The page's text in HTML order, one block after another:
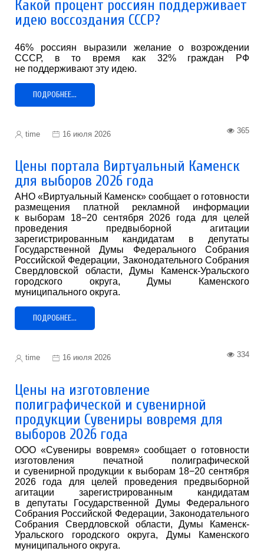
Какой процент россиян поддерживает
идею воссоздания СССР?
46% россиян выразили желание о возрождении
СССР, в то время как 32% граждан РФ
не поддерживают эту идею.
ПОДРОБНЕЕ...
time 16 июля 2026 365
Цены портала Виртуальный Каменск
для выборов 2026 года
АНО «Виртуальный Каменск» сообщает о готовности
размещения платной рекламной информации
к выборам 18−20 сентября 2026 года для целей
проведения предвыборной агитации
зарегистрированным кандидатам в депутаты
Государственной Думы Федерального Собрания
Российской Федерации, Законодательного Собрания
Свердловской области, Думы Каменск-Уральского
городского округа, Думы Каменского
муниципального округа.
ПОДРОБНЕЕ...
time 16 июля 2026 334
Цены на изготовление
полиграфической и сувенирной
продукции Сувениры вовремя для
выборов 2026 года
ООО «Сувениры вовремя» сообщает о готовности
изготовления печатной полиграфической
и сувенирной продукции к выборам 18−20 сентября
2026 года для целей проведения предвыборной
агитации зарегистрированным кандидатам
в депутаты Государственной Думы Федерального
Собрания Российской Федерации, Законодательного
Собрания Свердловской области, Думы Каменск-
Уральского городского округа, Думы Каменского
муниципального округа.